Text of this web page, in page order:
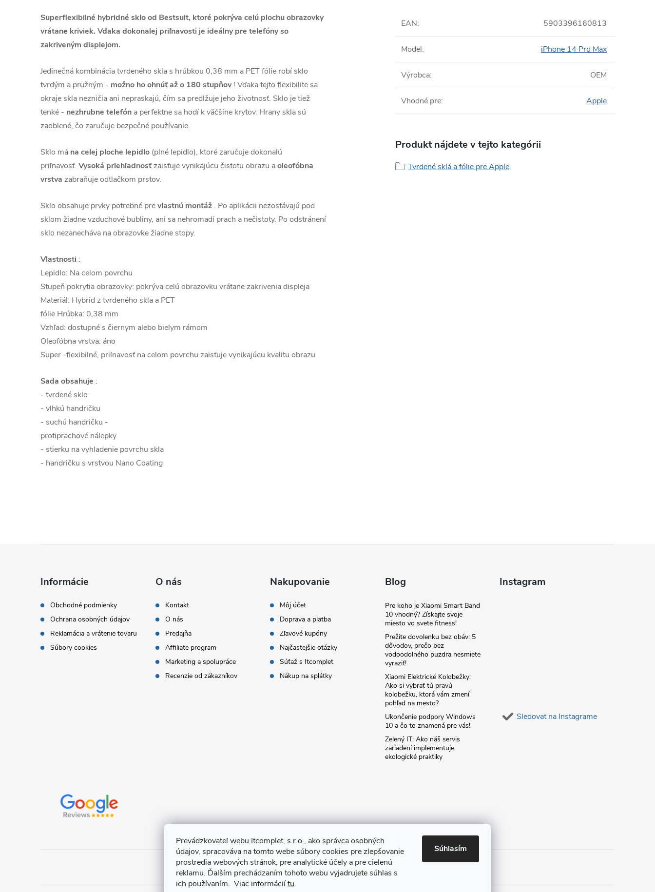
Prevádzkovateľ webu Itcomplet, s.r.o., ako správca osobných
údajov, spracováva na tomto webe súbory cookies pre zlepšovanie
prostredia webových stránok, pre analytické účely a pre cielenú
reklamu. Ďalším prechádzaním tohoto webu vyjadrujete súhlas s
ich používaním. Viac informáciítu.
Súhlasím
Superflexibilné hybridné sklo od Bestsuit, ktoré pokrýva celú plochu obrazovky
vrátane kriviek. Vďaka dokonalej priľnavosti je ideálny pre telefóny so
zakriveným displejom.
Jedinečná kombinácia tvrdeného skla s hrúbkou 0,38 mm a PETfólie robí sklo
tvrdým a pružným - možno ho ohnúť až o 180 stupňov ! Vďaka tejto flexibilite sa
okraje skla nezničia ani nepraskajú, čím sa predlžuje jeho životnosť. Sklo je tiež
tenké - nezhrubne telefón a perfektne sa hodí k väčšine krytov. Hrany skla sú
zaoblené, čo zaručuje bezpečné používanie.
Sklo má na celej ploche lepidlo (plné lepidlo), ktoré zaručuje dokonalú
priľnavosť. Vysoká priehľadnosťzaisťuje vynikajúcu čistotu obrazu aoleofóbna
vrstva zabraňuje odtlačkom prstov.
Sklo obsahuje prvky potrebné prevlastnú montáž . Po aplikácii nezostávajú pod
sklom žiadne vzduchové bubliny, ani sa nehromadí prach a nečistoty. Po odstránení
sklo nezanecháva na obrazovke žiadne stopy.
Vlastnosti :
Lepidlo: Na celom povrchu
Stupeň pokrytia obrazovky: pokrýva celú obrazovku vrátane zakrivenia displeja
Materiál: Hybrid z tvrdeného skla a PET
fólie Hrúbka: 0,38 mm
Vzhľad: dostupné s čiernym alebo bielym rámom
Oleofóbna vrstva: áno
Super -flexibilné, priľnavosť na celom povrchu zaisťuje vynikajúcu kvalitu obrazu
Sada obsahuje :
- tvrdené sklo
- vlhkú handričku
- suchú handričku -
protiprachové nálepky
- stierku na vyhladenie povrchu skla
- handričku s vrstvou Nano Coating
EAN: 5903396160813
Model: iPhone 14 Pro Max
Výrobca: OEM
Vhodné pre: Apple
Produkt nájdete v tejto kategórii
Tvrdené sklá a fólie pre Apple
Informácie
Obchodné podmienky
Ochrana osobných údajov
Reklamácia a vrátenie tovaru
Súbory cookies
O nás
Kontakt
O nás
Predajňa
Affiliate program
Marketing a spolupráce
Recenzie od zákazníkov
Nakupovanie
Môj účet
Doprava a platba
Zľavové kupóny
Najčastejšie otázky
Súťaž s Itcomplet
Nákup na splátky
Blog
Pre koho je Xiaomi Smart Band
10 vhodný? Získajte svoje
miesto vo svete fitness!
Prežite dovolenku bez obáv: 5
dôvodov, prečo bez
vodoodolného puzdra nesmiete
vyraziť!
Xiaomi Elektrické Kolobežky:
Ako si vybrať tú pravú
kolobežku, ktorá vám zmení
pohľad na mesto?
Ukončenie podpory Windows
10 a čo to znamená pre vás!
Zelený IT: Ako náš servis
zariadení implementuje
ekologické praktiky
Instagram
Sledovať na Instagrame